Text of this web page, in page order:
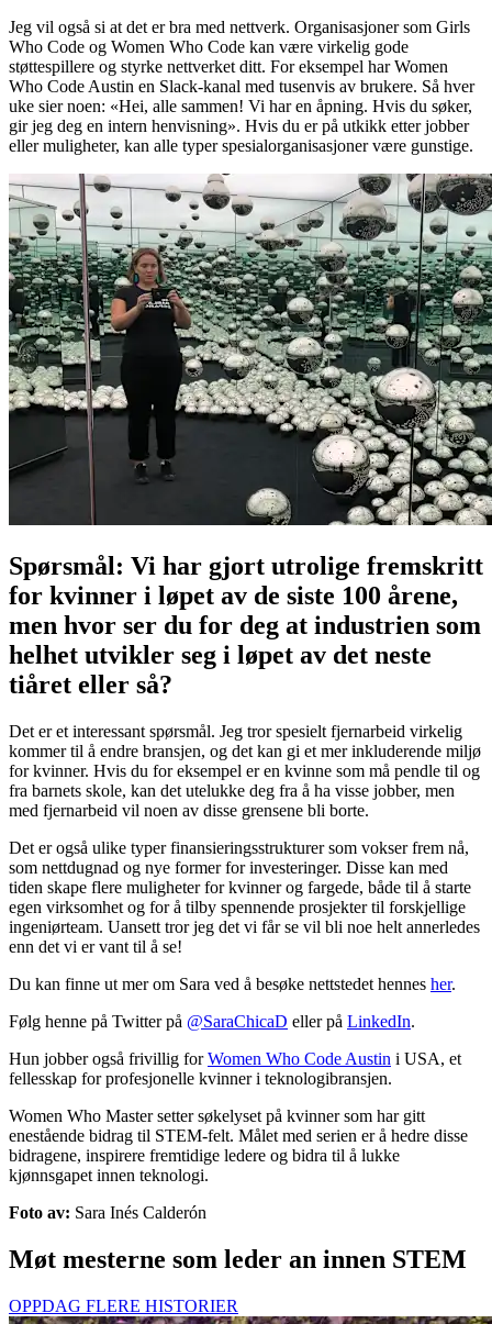
Jeg vil også si at det er bra med nettverk. Organisasjoner som Girls
Who Code og Women Who Code kan være virkelig gode
støttespillere og styrke nettverket ditt. For eksempel har Women
Who Code Austin en Slack-kanal med tusenvis av brukere. Så hver
uke sier noen: «Hei, alle sammen! Vi har en åpning. Hvis du søker,
gir jeg deg en intern henvisning». Hvis du er på utkikk etter jobber
eller muligheter, kan alle typer spesialorganisasjoner være gunstige.
Spørsmål: Vi har gjort utrolige fremskritt
for kvinner i løpet av de siste 100 årene,
men hvor ser du for deg at industrien som
helhet utvikler seg i løpet av det neste
tiåret eller så?
Det er et interessant spørsmål. Jeg tror spesielt fjernarbeid virkelig
kommer til å endre bransjen, og det kan gi et mer inkluderende miljø
for kvinner. Hvis du for eksempel er en kvinne som må pendle til og
fra barnets skole, kan det utelukke deg fra å ha visse jobber, men
med fjernarbeid vil noen av disse grensene bli borte.
Det er også ulike typer finansieringsstrukturer som vokser frem nå,
som nettdugnad og nye former for investeringer. Disse kan med
tiden skape flere muligheter for kvinner og fargede, både til å starte
egen virksomhet og for å tilby spennende prosjekter til forskjellige
ingeniørteam. Uansett tror jeg det vi får se vil bli noe helt annerledes
enn det vi er vant til å se!
Du kan finne ut mer om Sara ved å besøke nettstedet hennes her.
Følg henne på Twitter på @SaraChicaD eller på LinkedIn.
Hun jobber også frivillig forWomen Who Code Austin i USA, et
fellesskap for profesjonelle kvinner i teknologibransjen.
Women Who Master setter søkelyset på kvinner som har gitt
enestående bidrag til STEM-felt. Målet med serien er å hedre disse
bidragene, inspirere fremtidige ledere og bidra til å lukke
kjønnsgapet innen teknologi.
Foto av: Sara Inés Calderón
Møt mesterne som leder an innen STEM
OPPDAG FLERE HISTORIER